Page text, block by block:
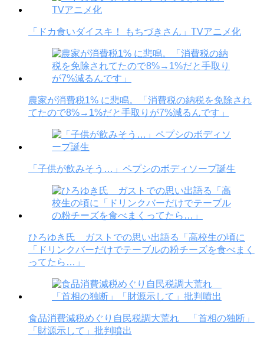
「ドカ食いダイスキ！ もちづきさん」TVアニメ化
農家が消費税1% に悲鳴。「消費税の納税を免除され
てたので8%→1%だと手取りが7%減るんです」
「子供が飲みそう…」ペプシのボディソープ誕生
ひろゆき氏 ガストでの思い出語る「高校生の頃に
「ドリンクバーだけでテーブルの粉チーズを食べまく
ってたら…」
食品消費減税めぐり自民税調大荒れ 「首相の独断」
「財源示して」批判噴出